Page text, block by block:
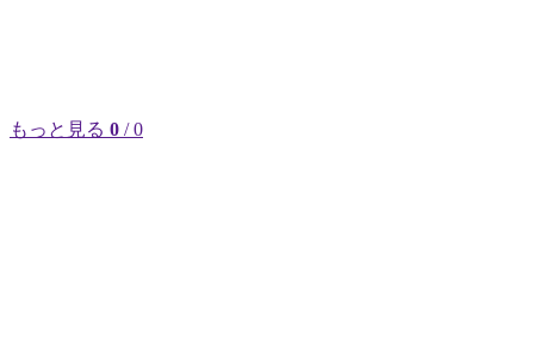
もっと見る 0 / 0